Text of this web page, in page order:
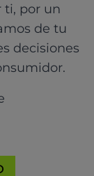
ti, por un
de tu
decisiones